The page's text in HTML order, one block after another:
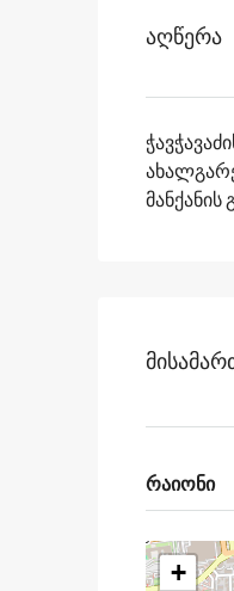
Აღწერა
რაიონი
+